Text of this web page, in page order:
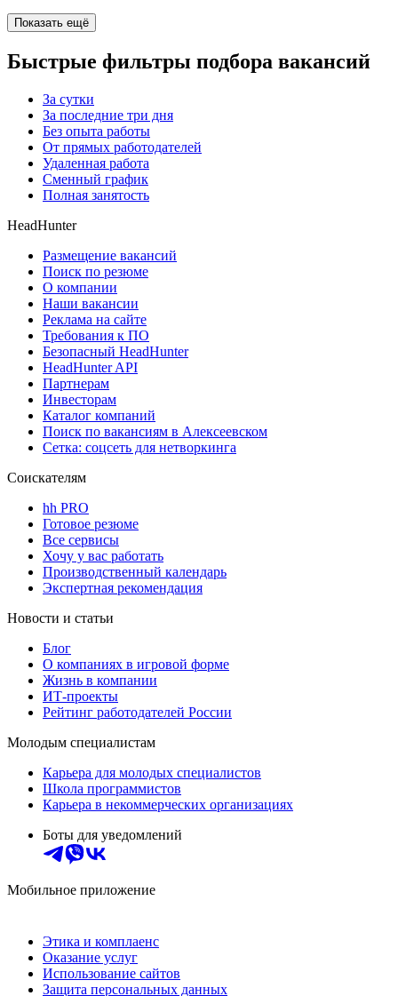
Показать ещё
Быстрые фильтры подбора вакансий
За сутки
За последние три дня
Без опыта работы
От прямых работодателей
Удаленная работа
Сменный график
Полная занятость
HeadHunter
Размещение вакансий
Поиск по резюме
О компании
Наши вакансии
Реклама на сайте
Требования к ПО
Безопасный HeadHunter
HeadHunter API
Партнерам
Инвесторам
Каталог компаний
Поиск по вакансиям в Алексеевском
Сетка: соцсеть для нетворкинга
Соискателям
hh PRO
Готовое резюме
Все сервисы
Хочу у вас работать
Производственный календарь
Экспертная рекомендация
Новости и статьи
Блог
О компаниях в игровой форме
Жизнь в компании
ИТ-проекты
Рейтинг работодателей России
Молодым специалистам
Карьера для молодых специалистов
Школа программистов
Карьера в некоммерческих организациях
Боты для уведомлений
Мобильное приложение
Этика и комплаенс
Оказание услуг
Использование сайтов
Защита персональных данных